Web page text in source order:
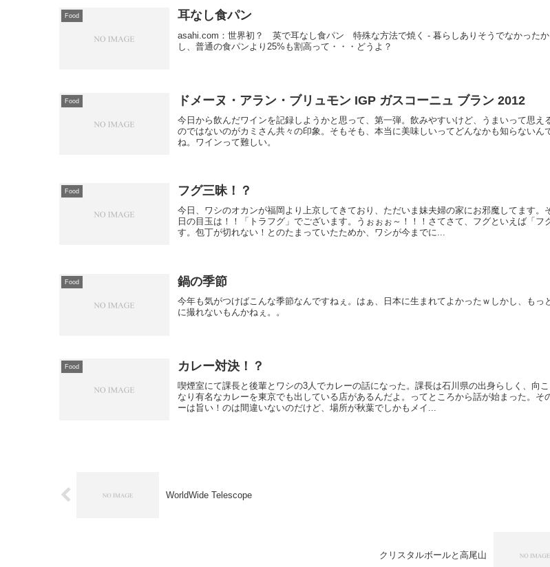
Food 耳なし食パン
asahi.com：世界初？ 英で耳なし食パン 特殊な方法で焼く - 暮らしありそうでなかった
し、普通の食パンより25%も割高って・・・どうよ？
Food ドメーヌ・アラン・ブリュモン IGP ガスコーニュ ブラン 2012
今日から飲んだワインを記録しようかと思って、第一弾。飲みやすいけど、うまいって思え
のではないのがカミさん共々の印象。そもそも、本当に美味しいってどんなかも知らないん
ね。ワインって難しい。
Food フグ三昧！？
今日、ワシのオカンが福岡より上京してきており、ただいま妹夫婦の家にお邪魔してます。
日の目玉は！！「トラフグ」でございます。うぉぉぉ～！！！さてさて、フグといえば「フ
す。包丁が切れない！とのたまっていたためか、ワシが今までに...
Food 鍋の季節
今年も気がつけばこんな季節なんですねぇ。はぁ、日本に生まれてよかったｗしかし、もっ
に撮れないもんかねぇ。。
Food カレー対決！？
喫煙室にて課長と後輩とワシの3人でカレーの話になった。課長は石川県の出身らしく、向
なり有名なカレーを東京でも出している店があるんだよ。ってところから話が始まった。そ
ーは旨い！のは間違いないのだけど、場所が秋葉でしかもメイ...
WorldWide Telescope
クリスタルボールと高尾山